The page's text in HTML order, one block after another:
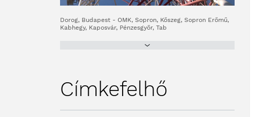
Dorog, Budapest - OMK, Sopron, Kőszeg, Sopron Erőmű,
Kabhegy, Kaposvár, Pénzesgyőr, Tab
Címkefelhő